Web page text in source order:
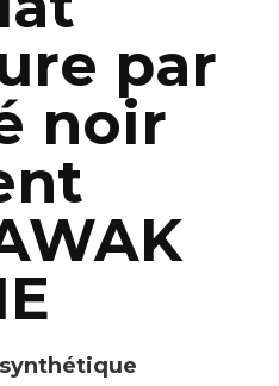
par
noir